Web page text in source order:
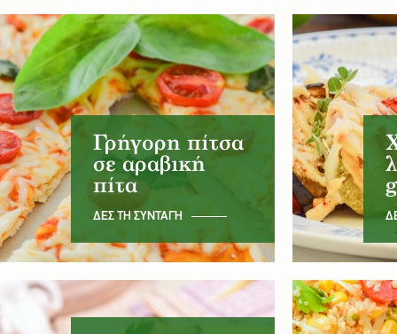
Γρήγορη πίτσα
σε αραβική
πίτα
ΔΕΣ ΤΗ ΣΥΝΤΑΓΗ